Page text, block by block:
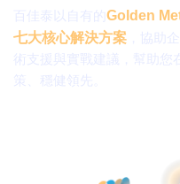
百佳泰以自有的 Golden
七大核心解決方案 ，協助
術支援與實戰建議，幫助您
策、穩健領先。